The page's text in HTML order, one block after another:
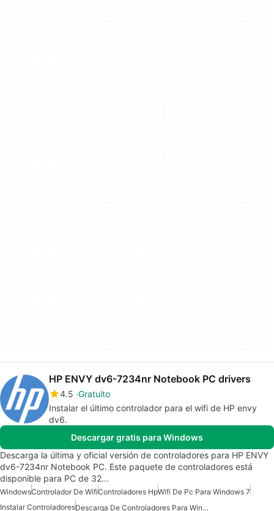
HP ENVY dv6-7234nr Notebook PC drivers
4.5 Gratuito
Instalar el último controlador para el wifi de HP envy
dv6.
Descargar gratis para Windows
Descarga la última y oficial versión de controladores para HP ENVY
dv6-7234nr Notebook PC. Este paquete de controladores está
disponible para PC de 32…
WindowsControlador De WifiControladores HpWifi De Pc Para Windows 7
Instalar Controladores
Descarga De Controladores Para Windows